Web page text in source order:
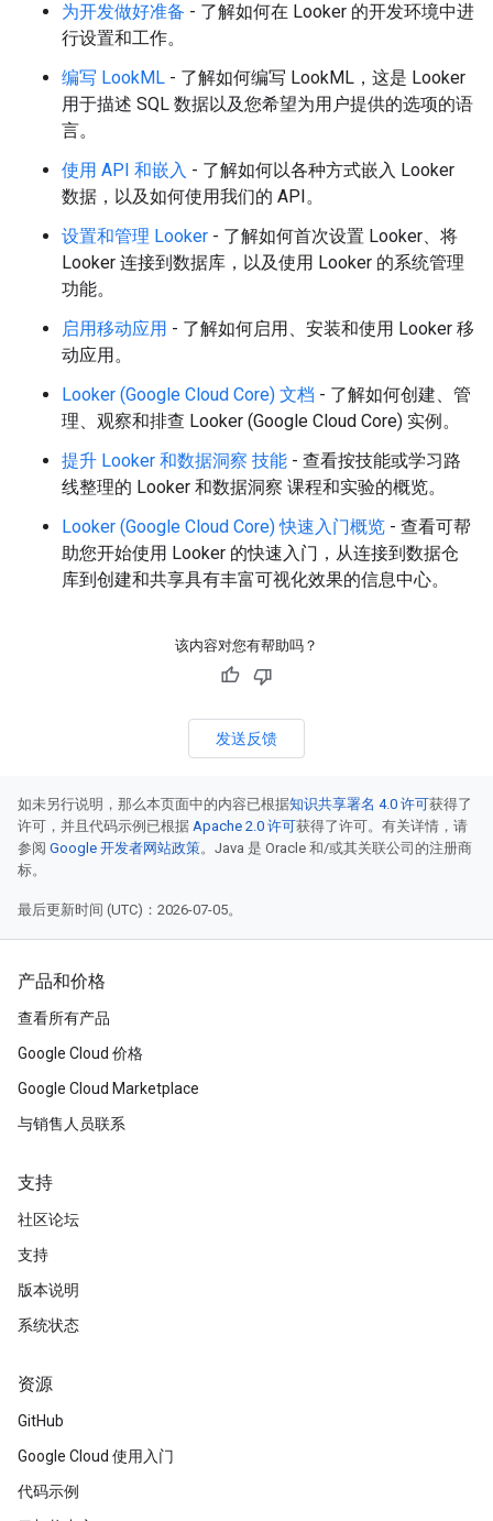
为开发做好准备 - 了解如何在 Looker 的开发环境中进
行设置和工作。
编写 LookML - 了解如何编写 LookML，这是 Looker
用于描述 SQL 数据以及您希望为用户提供的选项的语
言。
使用 API 和嵌入 - 了解如何以各种方式嵌入 Looker
数据，以及如何使用我们的 API。
设置和管理 Looker - 了解如何首次设置 Looker、将
Looker 连接到数据库，以及使用 Looker 的系统管理
功能。
启用移动应用 - 了解如何启用、安装和使用 Looker 移
动应用。
Looker (Google Cloud Core) 文档 - 了解如何创建、管
理、观察和排查 Looker (Google Cloud Core) 实例。
提升 Looker 和数据洞察 技能 - 查看按技能或学习路
线整理的 Looker 和数据洞察 课程和实验的概览。
Looker (Google Cloud Core) 快速入门概览 - 查看可帮
助您开始使用 Looker 的快速入门，从连接到数据仓
库到创建和共享具有丰富可视化效果的信息中心。
该内容对您有帮助吗？
发送反馈
如未另行说明，那么本页面中的内容已根据知识共享署名 4.0 许可获得了
许可，并且代码示例已根据 Apache 2.0 许可获得了许可。有关详情，请
参阅 Google 开发者网站政策。Java 是 Oracle 和/或其关联公司的注册商
标。
最后更新时间 (UTC)：2026-07-05。
产品和价格
查看所有产品
Google Cloud 价格
Google Cloud Marketplace
与销售人员联系
支持
社区论坛
支持
版本说明
系统状态
资源
GitHub
Google Cloud 使用入门
代码示例